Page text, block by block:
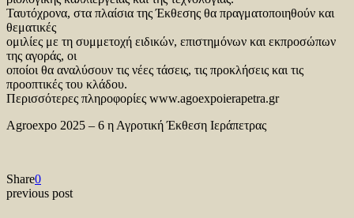
Ταυτόχρονα, στα πλαίσια της Έκθεσης θα πραγματοποιηθούν και
θεματικές
ομιλίες με τη συμμετοχή ειδικών, επιστημόνων και εκπροσώπων
της αγοράς, οι
οποίοι θα αναλύσουν τις νέες τάσεις, τις προκλήσεις και τις
προοπτικές του κλάδου.
Περισσότερες πληροφορίες www.agoexpoierapetra.gr
Agroexpo 2025 – 6 η Αγροτική Έκθεση Ιεράπετρας
Share0
previous post